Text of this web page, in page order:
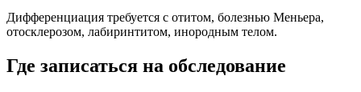
Дифференциация требуется с отитом, болезнью Меньера,
отосклерозом, лабиринтитом, инородным телом.
Где записаться на обследование